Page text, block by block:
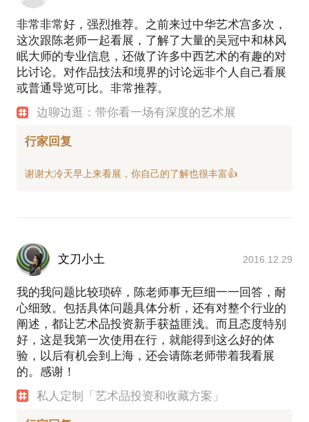
非常非常好，强烈推荐。之前来过中华艺术宫多次，
这次跟陈老师一起看展，了解了大量的吴冠中和林风
眠大师的专业信息，还做了许多中西艺术的有趣的对
比讨论。对作品技法和境界的讨论远非个人自己看展
或普通导览可比。非常推荐。
边聊边逛：带你看一场有深度的艺术展
行家回复
文刀小土 2016.12.29
我的我问题比较琐碎，陈老师事无巨细一一回答，耐
心细致。包括具体问题具体分析，还有对整个行业的
阐述，都让艺术品投资新手获益匪浅。而且态度特别
好，这是我第一次使用在行，就能得到这么好的体
验，以后有机会到上海，还会请陈老师带着我看展
的。感谢！
私人定制「艺术品投资和收藏方案」